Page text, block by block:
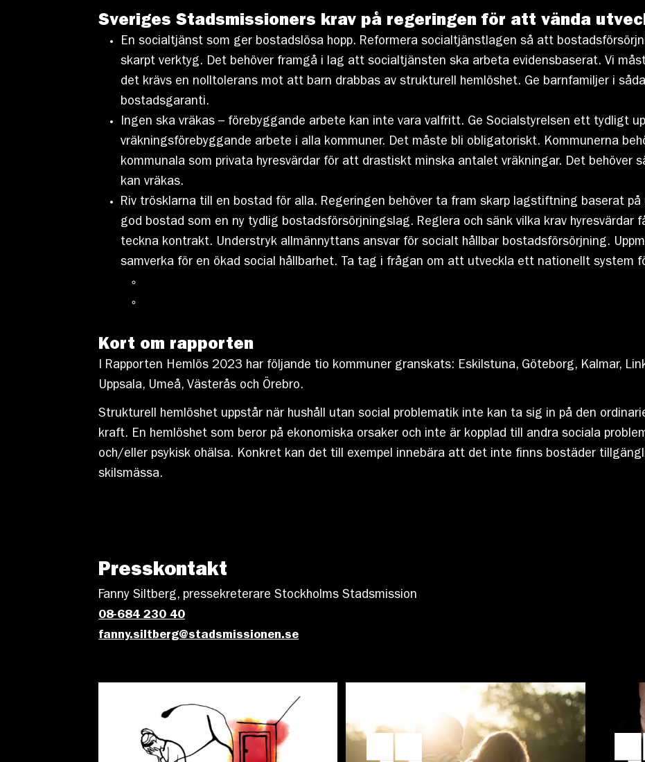
Sveriges Stadsmissioners krav på regeringen för att vända
En socialtjänst som ger bostadslösa hopp. Reformera socialtjänstlagen så att
skarpt verktyg. Det behöver framgå i lag att socialtjänsten ska arbeta evidensbaserat. Vi
det krävs en nolltolerans mot att barn drabbas av strukturell hemlöshet. Ge barnfamiljer i
bostadsgaranti.
Ingen ska vräkas – förebyggande arbete kan inte vara valfritt. Ge Socialstyrelsen ett tydligt
vräkningsförebyggande arbete i alla kommuner. Det måste bli obligatoriskt. Kommunerna
kommunala som privata hyresvärdar för att drastiskt minska antalet vräkningar. Det behöver
kan vräkas.
Riv trösklarna till en bostad för alla. Regeringen behöver ta fram skarp lagstiftning baserat
god bostad som en ny tydlig bostadsförsörjningslag. Reglera och sänk vilka krav hyresvärdar
teckna kontrakt. Understryk allmännyttans ansvar för socialt hållbar bostadsförsörjning.
samverka för en ökad social hållbarhet. Ta tag i frågan om att utveckla ett nationellt system
Kort om rapporten
I Rapporten Hemlös 2023 har följande tio kommuner granskats: Eskilstuna, Göteborg, Kalmar,
Uppsala, Umeå, Västerås och Örebro.
Strukturell hemlöshet uppstår när hushåll utan social problematik inte kan ta sig in på den
kraft. En hemlöshet som beror på ekonomiska orsaker och inte är kopplad till andra sociala
och/eller psykisk ohälsa. Konkret kan det till exempel innebära att det inte finns bostäder
skilsmässa.
Presskontakt
Fanny Siltberg, pressekreterare Stockholms Stadsmission
08-684 230 40
fanny.siltberg@stadsmissionen.se